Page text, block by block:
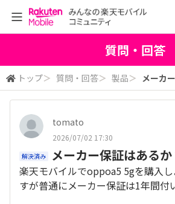
質問・回答
トップ＞ 質問・回答＞ 製品＞ メーカ
tomato
2026/07/02 17:30
解決済み メーカー保証はあるか
楽天モバイルでoppoa5 5gを購入
すが普通にメーカー保証は1年間付